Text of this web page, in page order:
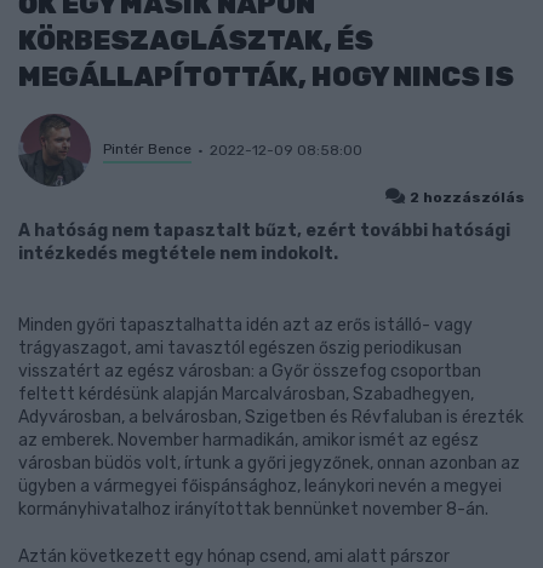
KÖRBESZAGLÁSZTAK, ÉS
MEGÁLLAPÍTOTTÁK, HOGY NINCS IS
Pintér Bence 2022-12-09 08:58:00
2 hozzászólás
A hatóság nem tapasztalt bűzt, ezért további hatósági
intézkedés megtétele nem indokolt.
Minden győri tapasztalhatta idén azt az erős istálló- vagy
trágyaszagot, ami tavasztól egészen őszig periodikusan
visszatért az egész városban: a Győr összefog csoportban
feltett kérdésünk alapján Marcalvárosban, Szabadhegyen,
Adyvárosban, a belvárosban, Szigetben és Révfaluban is érezték
az emberek. November harmadikán, amikor ismét az egész
városban büdös volt, írtunk a győri jegyzőnek, onnan azonban az
ügyben a vármegyei főispánsághoz, leánykori nevén a megyei
kormányhivatalhoz irányítottak bennünket november 8-án.
Aztán következett egy hónap csend, ami alatt párszor